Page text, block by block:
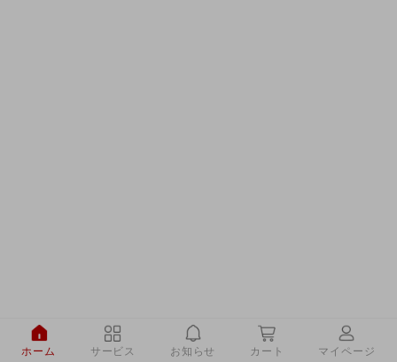
ホーム サービス お知らせ カート マイページ